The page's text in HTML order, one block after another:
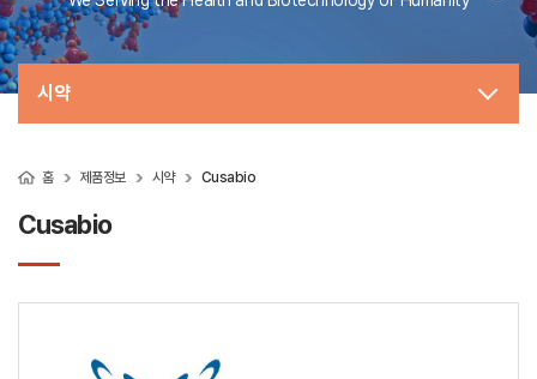
시약
홈 제품정보 시약 Cusabio
Cusabio